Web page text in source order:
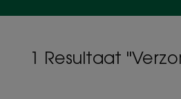
1 Resultaat